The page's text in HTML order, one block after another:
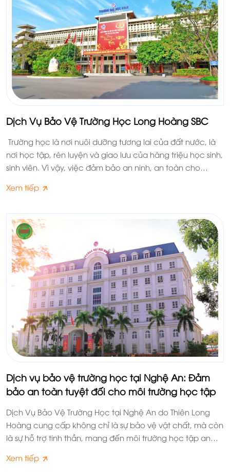
Dịch Vụ Bảo Vệ Trường Học Long Hoàng SBC
Trường học là nơi nuôi dưỡng tương lai của đất nước, là
nơi học tập, rèn luyện và giao lưu của hàng triệu học sinh,
sinh viên. Vì vậy, việc đảm bảo an ninh, an toàn cho
cấp thiết. Công ty bảo vệ Long Hoàng SBC tự hào là đơn
trường học, với đội ngũ nhân viên chuyên nghiệp, tận tâm
và có trách nhiệm.
Xem tiếp
Dịch vụ bảo vệ trường học tại Nghệ An: Đảm
bảo an toàn tuyệt đối cho môi trường học tập
Dịch Vụ Bảo Vệ Trường Học tại Nghệ An do Thiên Long
Hoàng cung cấp không chỉ là sự bảo vệ vật chất, mà còn
là sự hỗ trợ tinh thần, mang đến môi trường học tập an
Xem tiếp